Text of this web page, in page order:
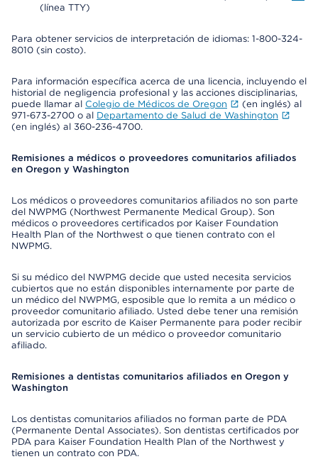
(línea TTY)
Para obtener servicios de interpretación de idiomas: 1-800-324-
8010 (sin costo).
Para información específica acerca de una licencia, incluyendo el
historial de negligencia profesional y las acciones disciplinarias,
puede llamar al Colegio de Médicos de Oregon
(en inglés) al
971-673-2700 o al Departamento de Salud de Washington
(en inglés) al 360-236-4700.
Remisiones a médicos o proveedores comunitarios afiliados
en Oregon y Washington
Los médicos o proveedores comunitarios afiliados no son parte
del NWPMG (Northwest Permanente Medical Group). Son
médicos o proveedores certificados por Kaiser Foundation
Health Plan of the Northwest o que tienen contrato con el
NWPMG.
Si su médico del NWPMG decide que usted necesita servicios
cubiertos que no están disponibles internamente por parte de
un médico del NWPMG, esposible que lo remita a un médico o
proveedor comunitario afiliado. Usted debe tener una remisión
autorizada por escrito de Kaiser Permanente para poder recibir
un servicio cubierto de un médico o proveedor comunitario
afiliado.
Remisiones a dentistas comunitarios afiliados en Oregon y
Washington
Los dentistas comunitarios afiliados no forman parte de PDA
(Permanente Dental Associates). Son dentistas certificados por
PDA para Kaiser Foundation Health Plan of the Northwest y
tienen un contrato con PDA.